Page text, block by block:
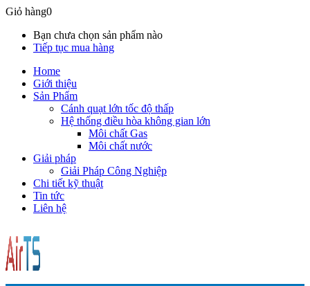
Giỏ hàng0
Bạn chưa chọn sản phẩm nào
Tiếp tục mua hàng
Home
Giới thiệu
Sản Phẩm
Cánh quạt lớn tốc độ thấp
Hệ thống điều hòa không gian lớn
Môi chất Gas
Môi chất nước
Giải pháp
Giải Pháp Công Nghiệp
Chi tiết kỹ thuật
Tin tức
Liên hệ